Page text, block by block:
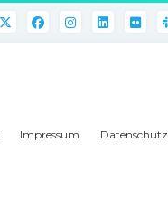
Impressum Datenschutz